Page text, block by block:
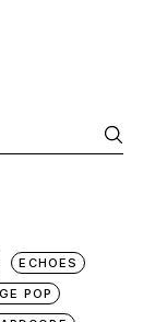
ECHOES
POP